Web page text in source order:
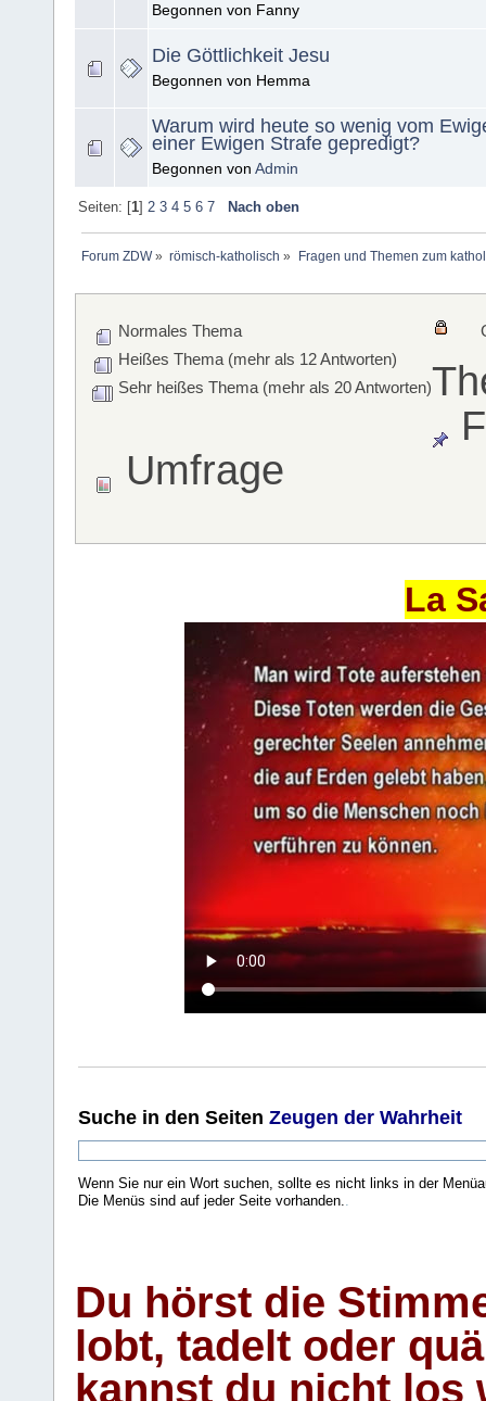
Begonnen von Fanny
Die Göttlichkeit Jesu
Begonnen von Hemma
Warum wird heute so wenig vom
einer Ewigen Strafe gepredigt?
Begonnen von Admin
Seiten: [1] 2 3 4 5 6 7 Nach oben
Forum ZDW» römisch-katholisch » Fragen und Themen zum
Normales Thema
Heißes Thema (mehr als 12 Antworten)
Sehr heißes Thema (mehr als 20 Antworten)
Umfrage
La
Suche in den Seiten Zeugen der Wahrheit
Wenn Sie nur ein Wort suchen, sollte es nicht links in der
Die Menüs sind auf jeder Seite vorhanden..
Du hörst die
lobt, tadelt oder
kannst du nicht los